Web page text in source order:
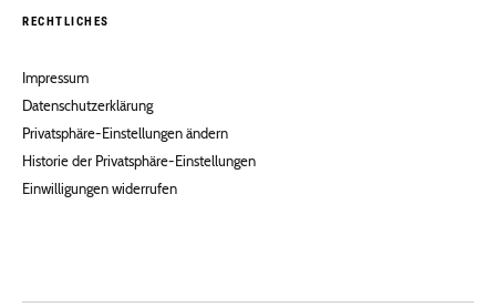
RECHTLICHES
Impressum
Datenschutzerklärung
Privatsphäre-Einstellungen ändern
Historie der Privatsphäre-Einstellungen
Einwilligungen widerrufen